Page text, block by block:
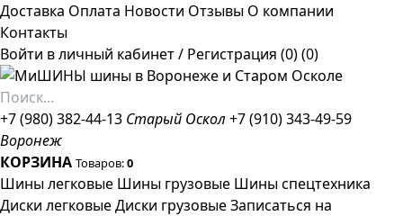
Доставка Оплата Новости Отзывы О компании
Контакты
Войти в личный кабинет/ Регистрация (0)(0)
+7 (980) 382-44-13 Старый Оскол +7 (910) 343-49-59
Воронеж
КОРЗИНА Товаров:0
Шины легковые Шины грузовые Шины спецтехника
Диски легковыеДиски грузовыеЗаписаться на